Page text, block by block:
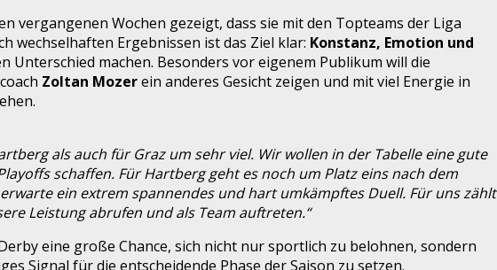
vergangenen Wochen gezeigt, dass sie mit den Topteams der Liga
wechselhaften Ergebnissen ist das Ziel klar: Konstanz, Emotion und
Unterschied machen. Besonders vor eigenem Publikum will die
Zoltan Mozerein anderes Gesicht zeigen und mit viel Energie in
als auch für Graz um sehr viel. Wir wollen in der Tabelle eine gute
schaffen. Für Hartberg geht es noch um Platz eins nach dem
ein extrem spannendes und hart umkämpftes Duell. Für uns zählt
Leistung abrufen und als Team auftreten.“
eine große Chance, sich nicht nur sportlich zu belohnen, sondern
Signal für die entscheidende Phase der Saison zu setzen.